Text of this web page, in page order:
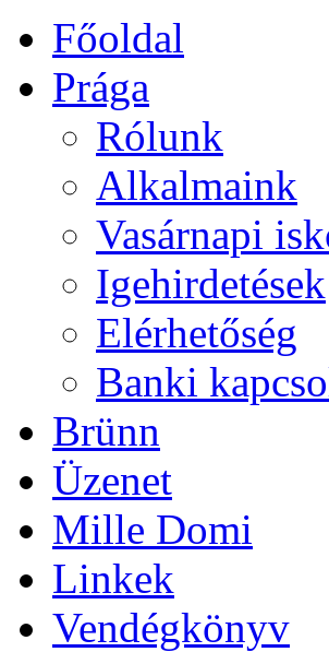
Főoldal
Prága
Rólunk
Alkalmaink
Vasárnapi
Igehirdetések
Elérhetőség
Banki
Brünn
Üzenet
Mille Domi
Linkek
Vendégkönyv